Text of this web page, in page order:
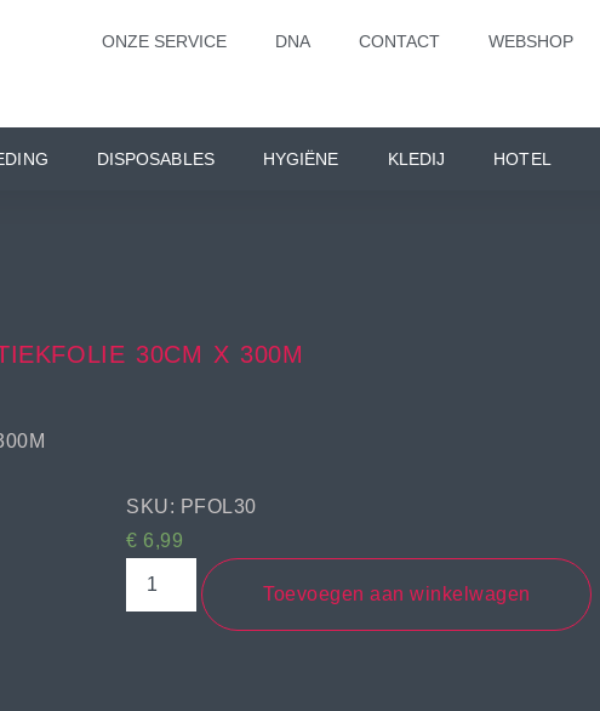
ONZE SERVICE DNA CONTACT WEBSHOP
DISPOSABLES HYGIËNE KLEDIJ HOTEL
30CM X 300M
SKU: PFOL30
€ 6,99
Toevoegen aan winkelwagen